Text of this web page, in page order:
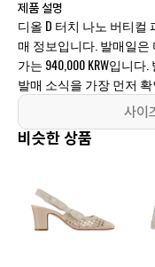
제품 설명
디올 D 터치 나노 버티
매 정보입니다. 발매일은
가는 940,000 KRW입니
발매 소식을 가장 먼저 확
사이
비슷한 상품